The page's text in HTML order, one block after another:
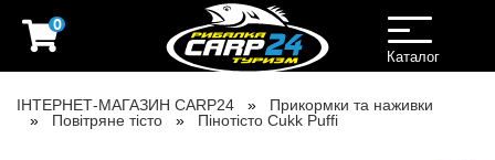
0
Toggle
navigation
Каталог
ІНТЕРНЕТ-МАГАЗИН CARP24
Прикормки та наживки
Повітряне тісто
Пінотісто Cukk Puffi